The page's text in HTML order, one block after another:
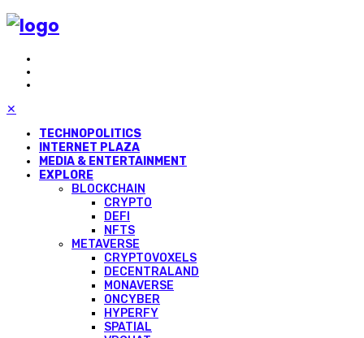
✕
TECHNOPOLITICS
INTERNET PLAZA
MEDIA & ENTERTAINMENT
EXPLORE
BLOCKCHAIN
CRYPTO
DEFI
NFTS
METAVERSE
CRYPTOVOXELS
DECENTRALAND
MONAVERSE
ONCYBER
HYPERFY
SPATIAL